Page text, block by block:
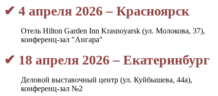
✔ 4 апреля 2026 – Красноярск
Отель Hilton Garden Inn Krasnoyarsk (ул. Молокова, 37),
конференц-зал "Ангара"
✔ 18 апреля 2026 – Екатеринбург
Деловой выставочный центр (ул. Куйбышева, 44а),
конференц-зал №2